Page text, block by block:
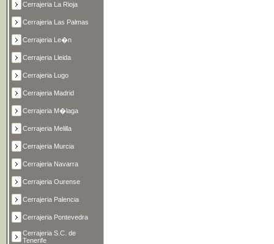
Cerrajeria La Rioja
Cerrajeria Las Palmas
Cerrajeria Le�n
Cerrajeria Lleida
Cerrajeria Lugo
Cerrajeria Madrid
Cerrajeria M�laga
Cerrajeria Melilla
Cerrajeria Murcia
Cerrajeria Navarra
Cerrajeria Ourense
Cerrajeria Palencia
Cerrajeria Pontevedra
Cerrajeria S.C. de
Tenerife